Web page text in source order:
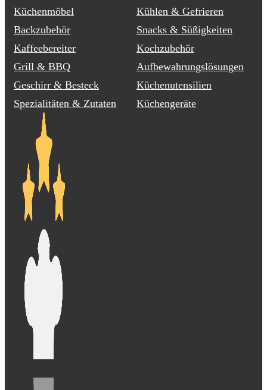
Küchenmöbel
Kühlen & Gefrieren
Backzubehör
Snacks & Süßigkeiten
Kaffeebereiter
Kochzubehör
Grill & BBQ
Aufbewahrungslösungen
Geschirr & Besteck
Küchenutensilien
Spezialitäten & Zutaten
Küchengeräte